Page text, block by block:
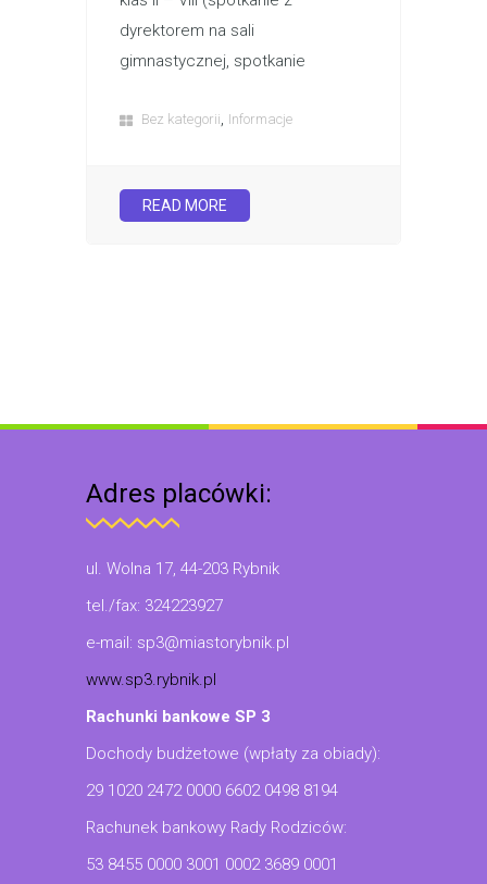
dyrektorem na sali
gimnastycznej, spotkanie
Bez kategorii, Informacje
READ MORE
Adres placówki:
ul. Wolna 17, 44-203 Rybnik
tel./fax: 324223927
e-mail: sp3@miastorybnik.pl
www.sp3.rybnik.pl
Rachunki bankowe SP 3
Dochody budżetowe (wpłaty za obiady):
29 1020 2472 0000 6602 0498 8194
Rachunek bankowy Rady Rodziców:
53 8455 0000 3001 0002 3689 0001